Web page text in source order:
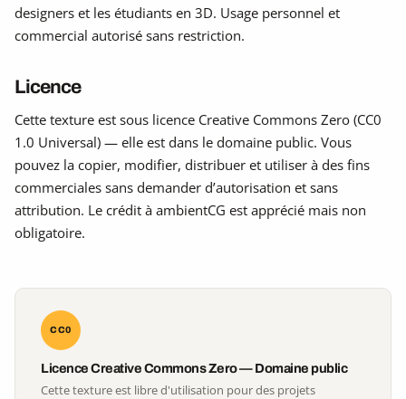
designers et les étudiants en 3D. Usage personnel et
commercial autorisé sans restriction.
Licence
Cette texture est sous licence Creative Commons Zero (CC0
1.0 Universal) — elle est dans le domaine public. Vous
pouvez la copier, modifier, distribuer et utiliser à des fins
commerciales sans demander d’autorisation et sans
attribution. Le crédit à ambientCG est apprécié mais non
obligatoire.
CC0
Licence Creative Commons Zero — Domaine public
Cette texture est libre d'utilisation pour des projets